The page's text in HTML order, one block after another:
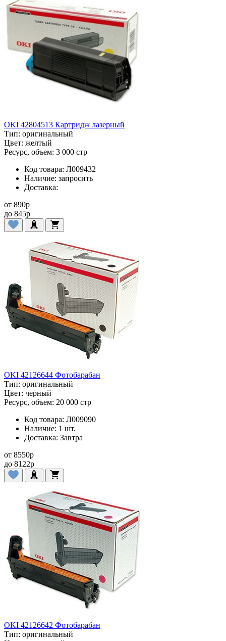
OKI 42804513 Картридж лазерный
Тип: оригинальный
Цвет: желтый
Ресурс, объем: 3 000 стр
Код товара: Л009432
Наличие: запросить
Доставка:
от 890p
до 845p
OKI 42126644 Фотобарабан
Тип: оригинальный
Цвет: черный
Ресурс, объем: 20 000 стр
Код товара: Л009090
Наличие: 1 шт.
Доставка: Завтра
от 8550p
до 8122p
OKI 42126642 Фотобарабан
Тип: оригинальный